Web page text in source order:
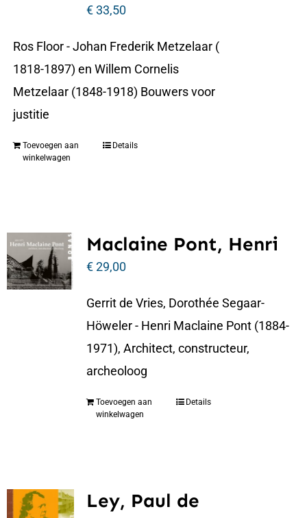
€33,50
Ros Floor - Johan Frederik Metzelaar (
1818-1897) en Willem Cornelis
Metzelaar (1848-1918) Bouwers voor
justitie
Toevoegen aan
winkelwagen
Details
Maclaine Pont, Henri
€29,00
Gerrit de Vries, Dorothée Segaar-
Höweler - Henri Maclaine Pont (1884-
1971), Architect, constructeur,
archeoloog
Toevoegen aan
winkelwagen
Details
Ley, Paul de